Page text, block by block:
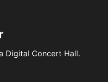
Digital Concert Hall.